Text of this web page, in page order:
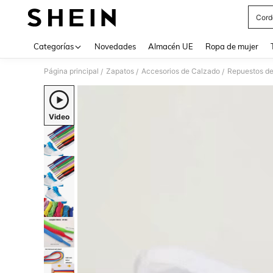
Categorías Novedades Almacén UE Ropa de mujer
Página principal / Zapatos / Accesorios de Calzado / Repuestos
Video